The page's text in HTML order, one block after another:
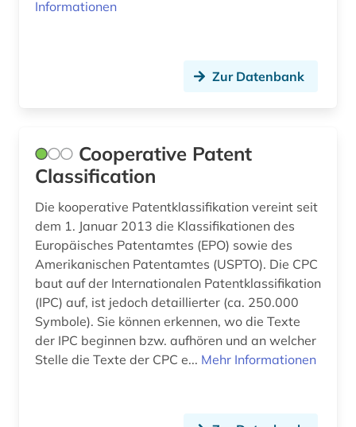
regeln der technik (1)
regelungstechnik (1)
repository &lt;informatik&gt; (1)
review (1)
schutzbau (1)
sensortechnik (1)
sicherheit (1)
Informationen
Zur Datenbank
Cooperative Patent
Classification
Die kooperative Patentklassifikation vereint seit
dem 1. Januar 2013 die Klassifikationen des
Europäisches Patentamtes (EPO) sowie des
Amerikanischen Patentamtes (USPTO). Die CPC
baut auf der Internationalen Patentklassifikation
(IPC) auf, ist jedoch detaillierter (ca. 250.000
Symbole). Sie können erkennen, wo die Texte
der IPC beginnen bzw. aufhören und an welcher
Stelle die Texte der CPC e... Mehr Informationen